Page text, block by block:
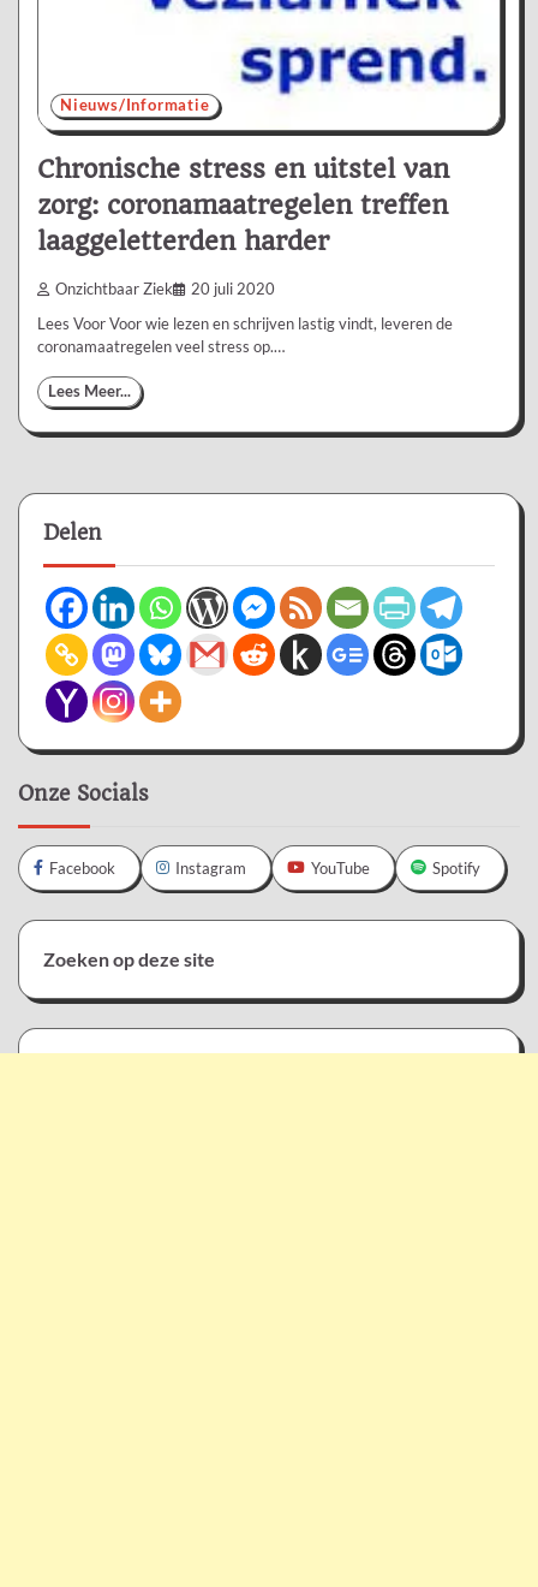
Nieuws/Informatie
Chronische stress en uitstel van
zorg: coronamaatregelen treffen
laaggeletterden harder
Onzichtbaar Ziek 20 juli 2020
Lees Voor Voor wie lezen en schrijven lastig vindt, leveren de
coronamaatregelen veel stress op.…
Lees Meer...
Delen
Onze Socials
Facebook Instagram YouTube Spotify
Zoeken op deze site